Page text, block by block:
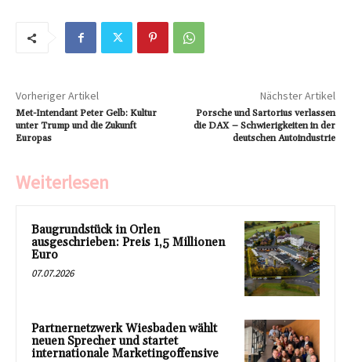
Vorheriger Artikel
Met-Intendant Peter Gelb: Kultur
unter Trump und die Zukunft
Europas
Nächster Artikel
Porsche und Sartorius verlassen
die DAX – Schwierigkeiten in der
deutschen Autoindustrie
Weiterlesen
Baugrundstück in Orlen
ausgeschrieben: Preis 1,5 Millionen
Euro
07.07.2026
Partnernetzwerk Wiesbaden wählt
neuen Sprecher und startet
internationale Marketingoffensive